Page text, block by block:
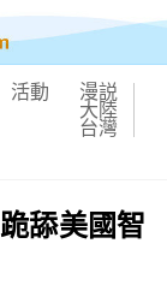
活動 漫説
大陸
台灣
舔美國智